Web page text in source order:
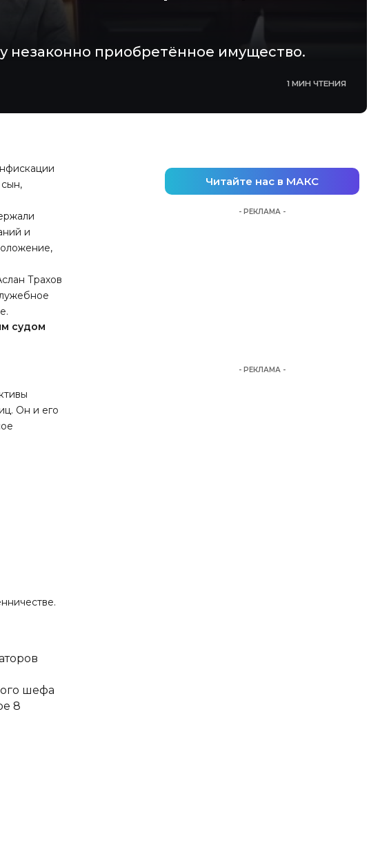
незаконно приобретённое имущество.
1 МИН ЧТЕНИЯ
и
Трахов
судом
Он и его
.
шефа
8
Читайте нас в МАКС
- РЕКЛАМА -
- РЕКЛАМА -